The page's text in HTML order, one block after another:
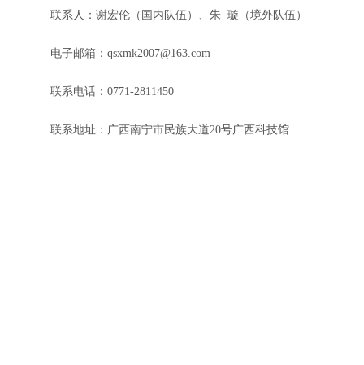
联系人：谢宏伦（国内队伍）、朱 璇（境外队伍）
电子邮箱：qsxmk2007@163.com
联系电话：0771-2811450
联系地址：广西南宁市民族大道20号广西科技馆